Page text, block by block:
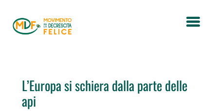
L’Europa si schiera dalla parte delle
api